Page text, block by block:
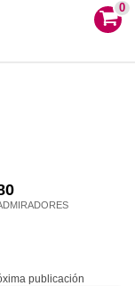
0
publicación